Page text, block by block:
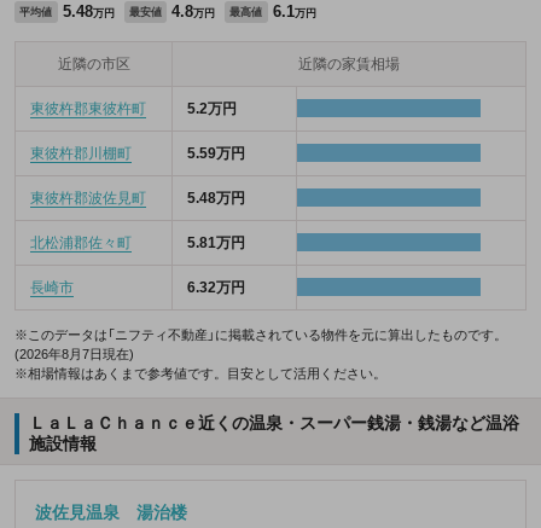
平均値 5.48万円 最安値 4.8万円 最高値 6.1万円
近隣の市区 近隣の家賃相場
東彼杵郡東彼杵町 5.2万円
東彼杵郡川棚町 5.59万円
東彼杵郡波佐見町 5.48万円
北松浦郡佐々町 5.81万円
長崎市 6.32万円
※このデータは「ニフティ不動産」に掲載されている物件を元に算出したものです。
(2026年8月7日現在)
※相場情報はあくまで参考値です。目安として活用ください。
ＬａＬａＣｈａｎｃｅ近くの温泉・スーパー銭湯・銭湯など温浴
施設情報
波佐見温泉 湯治楼